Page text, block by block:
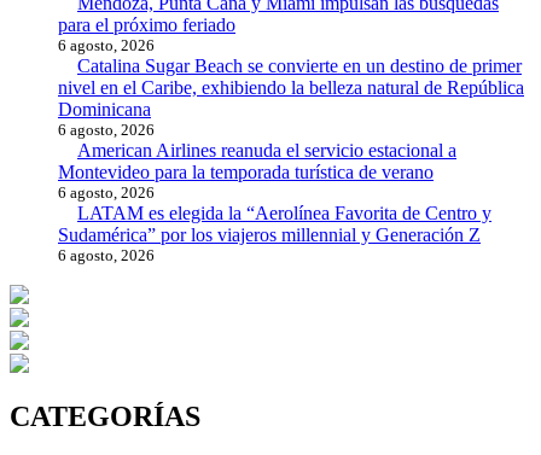
para el próximo feriado
6 agosto, 2026
Catalina Sugar Beach se convierte en un destino de primer
nivel en el Caribe, exhibiendo la belleza natural de República
Dominicana
6 agosto, 2026
American Airlines reanuda el servicio estacional a
Montevideo para la temporada turística de verano
6 agosto, 2026
LATAM es elegida la “Aerolínea Favorita de Centro y
Sudamérica” por los viajeros millennial y Generación Z
6 agosto, 2026
CATEGORÍAS